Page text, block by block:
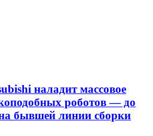
наладит массовое
роботов — до
бывшей линии сборки